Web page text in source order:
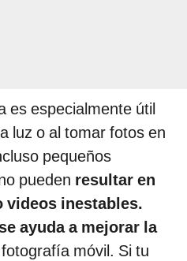
es especialmente útil
luz o al tomar fotos en
pequeños
pueden resultar en
videos inestables.
ayuda a mejorar la
móvil. Si tu